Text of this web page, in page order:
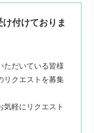
付けておりま
ただいている皆様
リクエストを募集
気軽にリクエスト